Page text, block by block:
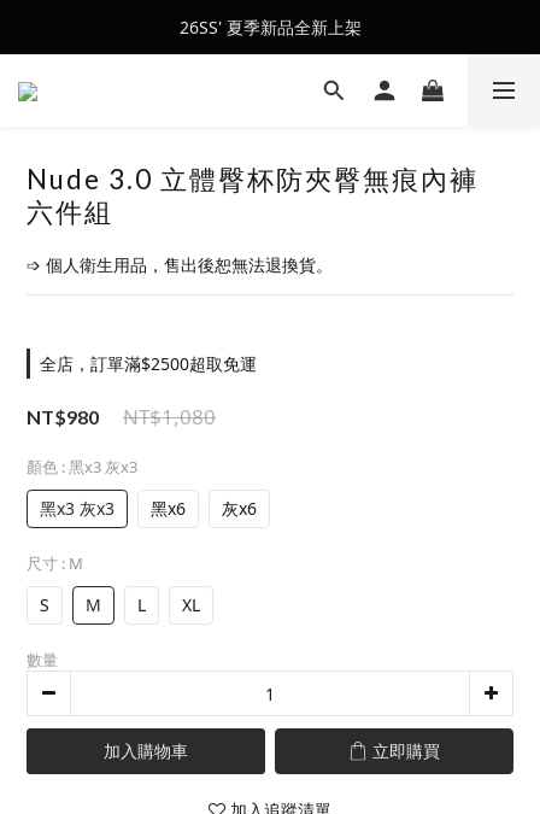
會員訂單滿$2500超取免運
26SS' 夏季新品全新上架
會員訂單滿$2500超取免運
Nude 3.0 立體臀杯防夾臀無痕內褲
六件組
➩ 個人衛生用品，售出後恕無法退換貨。
全店，訂單滿$2500超取免運
NT$980 NT$1,080
顏色 : 黑x3 灰x3
黑x3 灰x3 黑x6 灰x6
尺寸 : M
S M L XL
數量
加入購物車 立即購買